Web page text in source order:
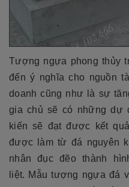
Tượng ngựa phong thủy
đến ý nghĩa cho nguồn
doanh cũng như là sự
gia chủ sẽ có những dự
kiến sẽ đạt được kết
được làm từ đá nguyên
nhân đục đẽo thành
liệt. Mẫu tượng ngựa đá